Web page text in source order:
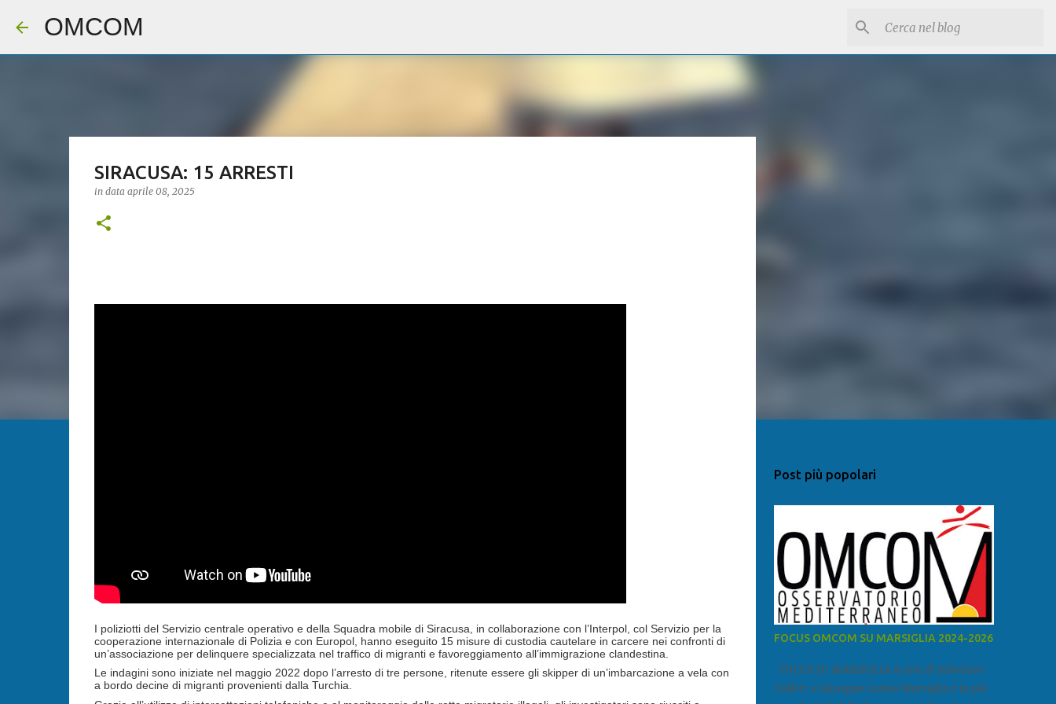
OMCOM
SIRACUSA: 15 ARRESTI
in data aprile 08, 2025
I poliziotti del Servizio centrale operativo e della Squadra mobile di Siracusa, in collaborazione con l’Interpol, col Servizio per la
cooperazione internazionale di Polizia e con Europol, hanno eseguito 15 misure di custodia cautelare in carcere nei confronti di
un’associazione per delinquere specializzata nel traffico di migranti e favoreggiamento all’immigrazione clandestina.
Le indagini sono iniziate nel maggio 2022 dopo l’arresto di tre persone, ritenute essere gli skipper di un’imbarcazione a vela con
a bordo decine di migranti provenienti dalla Turchia.
Post più popolari
FOCUS OMCOM SU MARSIGLIA 2024-2026
FOCUS SU MARSIGLIA A cura di Salvatore
Calleri e Giuseppe Lumia Marsiglia è la più